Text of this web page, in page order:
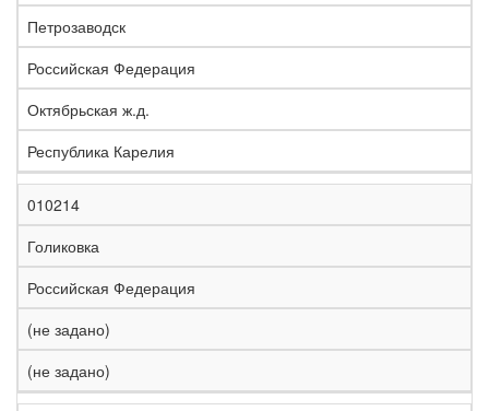
Петрозаводск
Российская Федерация
Октябрьская ж.д.
Республика Карелия
010214
Голиковка
Российская Федерация
(не задано)
(не задано)